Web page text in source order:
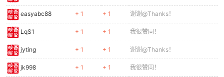
easyabc88 + 1 + 1 谢谢@Thanks！
LqS1 + 1 + 1 我很赞同！
jyting + 1 + 1 谢谢@Thanks！
jk998 + 1 + 1 我很赞同！